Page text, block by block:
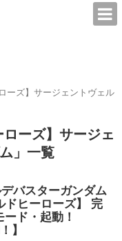
ーズ】サージェントヴェル
ローズ】サージェ
」 一覧
バスターガンダム
ドヒーローズ】 完
ド・起動！
】